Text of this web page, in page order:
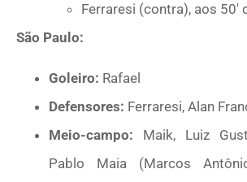
Ferraresi (contra), aos 50′
São Paulo:
Goleiro: Rafael
Defensores: Ferraresi, Alan
Meio-campo: Maik, Luiz
Pablo Maia (Marcos